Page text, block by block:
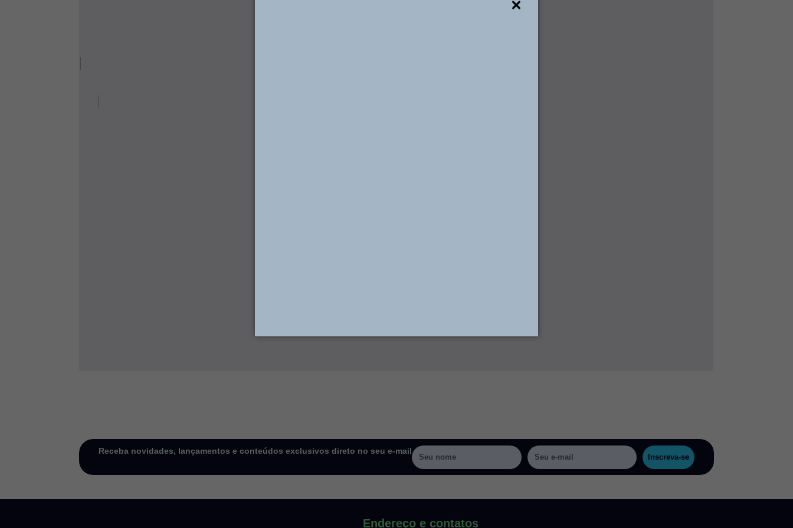
Receba novidades, lançamentos e conteúdos exclusivos direto no seu e-mail
Inscreva-se
Endereço e contatos